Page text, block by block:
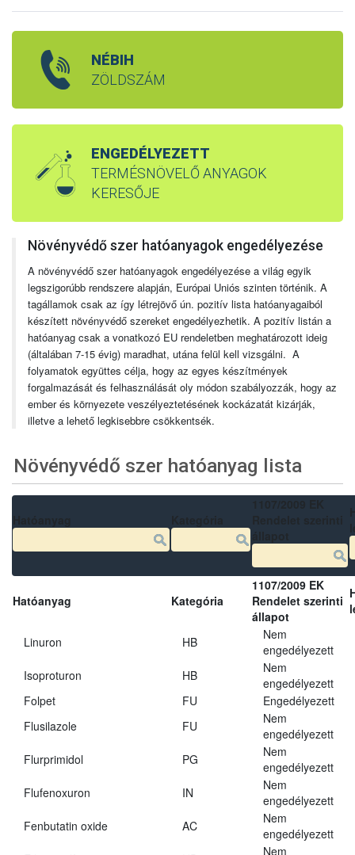
NÉBIH
ZÖLDSZÁM
ENGEDÉLYEZETT
TERMÉSNÖVELŐ ANYAGOK
KERESŐJE
Növényvédő szer hatóanyagok engedélyezése
A növényvédő szer hatóanyagok engedélyezése a világ egyik
legszigorúbb rendszere alapján, Európai Uniós szinten történik. A
tagállamok csak az így létrejövő ún. pozitív lista hatóanyagaiból
készített növényvédő szereket engedélyezhetik. A pozitív listán a
hatóanyag csak a vonatkozó EU rendeletben meghatározott ideig
(általában 7-15 évig) maradhat, utána felül kell vizsgálni. A
folyamatok együttes célja, hogy az egyes készítmények
forgalmazását és felhasználását oly módon szabályozzák, hogy az
ember és környezete veszélyeztetésének kockázatát kizárják,
illetve a lehető legkisebbre csökkentsék.
Növényvédő szer hatóanyag lista
Hatóanyag Kategória
1107/2009 EK
Rendelet szerinti
állapot
Linuron HB
Nem
engedélyezett
Isoproturon
HB
Nem
engedélyezett
Folpet
FU
Engedélyezett
Flusilazole
FU
Nem
engedélyezett
Flurprimidol
PG
Nem
engedélyezett
Flufenoxuron
IN
Nem
engedélyezett
Fenbutatin oxide
AC
Nem
engedélyezett
Nem